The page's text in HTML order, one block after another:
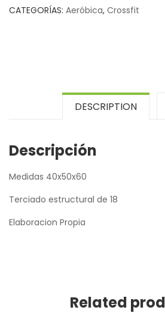
CATEGORÍAS: Aeróbica, Crossfit
DESCRIPTION
Descripción
Medidas 40x50x60
Terciado estructural de 18
Elaboracion Propia
Related